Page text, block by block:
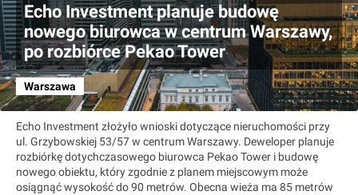
Echo Investment planuje budowę
nowego biurowca w centrum Warszawy,
po rozbiórce Pekao Tower
Warszawa
Echo Investment złożyło wnioski dotyczące nieruchomości przy
ul. Grzybowskiej 53/57 w centrum Warszawy. Deweloper planuje
rozbiórkę dotychczasowego biurowca Pekao Tower i budowę
nowego obiektu, który zgodnie z planem miejscowym może
osiągnąć wysokość do 90 metrów. Obecna wieża ma 85 metrów